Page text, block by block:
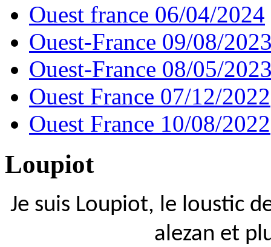
Ouest france 06/04/2024
Ouest-France 09/08/
Ouest-France 08/05/
Ouest France 07/12/2022
Ouest France 10/08/2022
Loupiot
Je suis Loupiot, le loustic
alezan et